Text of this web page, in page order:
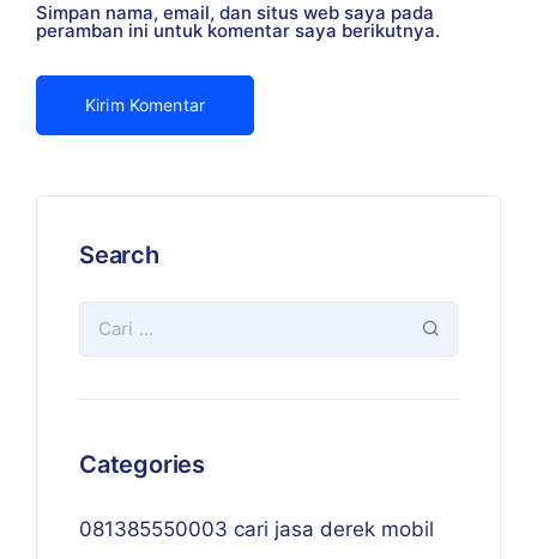
Simpan nama, email, dan situs web saya pada
peramban ini untuk komentar saya berikutnya.
Search
Categories
081385550003 cari jasa derek mobil